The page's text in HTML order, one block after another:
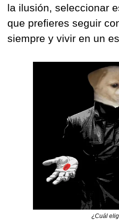
la ilusión, seleccionar
que prefieres seguir
siempre y vivir en un
¿Cuál